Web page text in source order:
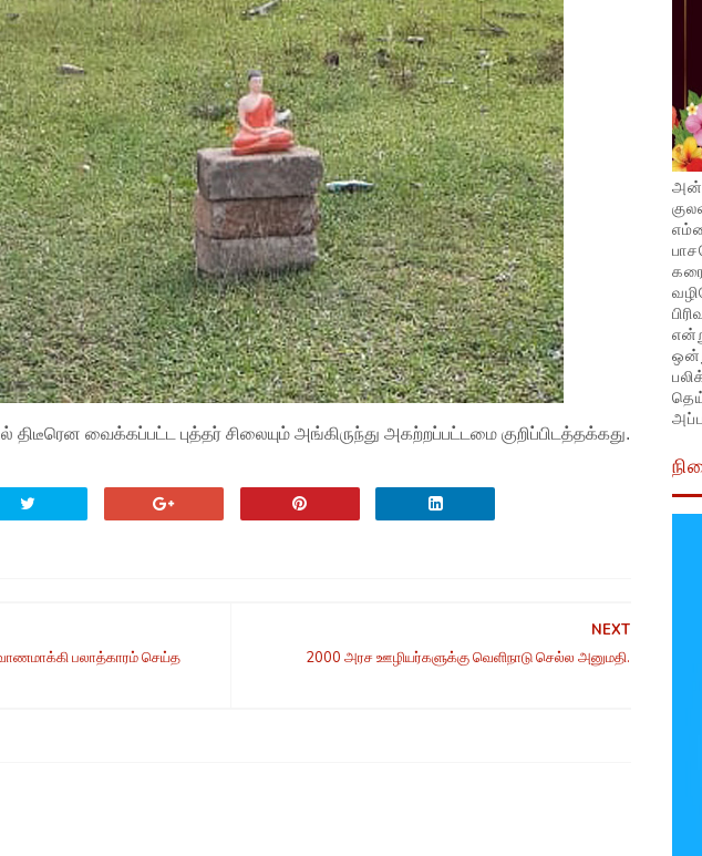
வைக்கப்பட்ட புத்தர் சிலையும் அங்கிருந்து அகற்றப்பட்டமை குறிப்பிடத்தக்கது.
NEXT
2000 அரச ஊழியர்களுக்கு வெளிநாடு செல்ல அனுமதி.
பலாத்காரம் செய்த